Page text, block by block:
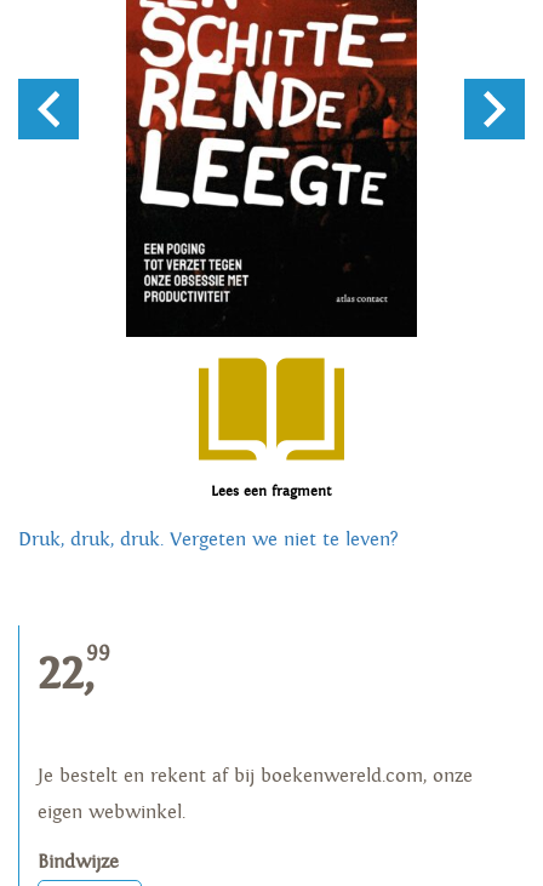
Lees een fragment
Druk, druk, druk. Vergeten we niet te leven?
22,99
Je bestelt en rekent af bij boekenwereld.com, onze
eigen webwinkel.
Bindwijze